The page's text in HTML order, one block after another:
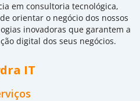
em consultoria tecnológica,
orientar o negócio dos nossos
inovadoras que garantem a
digital dos seus negócios.
IT